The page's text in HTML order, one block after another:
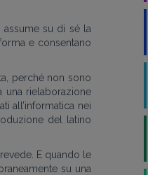
assume su di sé la
e consentano
perché non sono
una rielaborazione
all’informatica nei
del latino
E quando le
su una